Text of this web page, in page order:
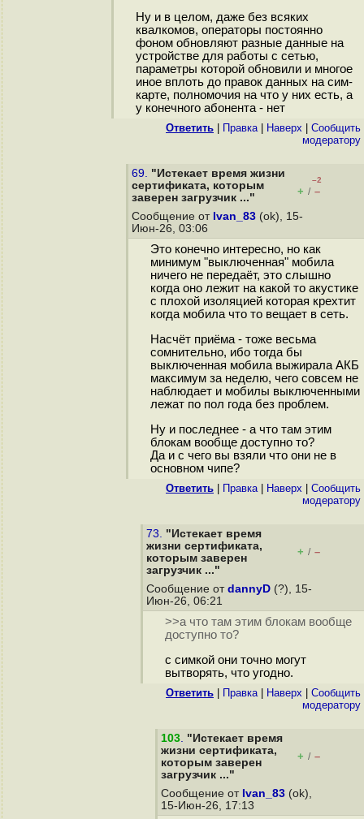
Ну и в целом, даже без всяких
квалкомов, операторы постоянно
фоном обновляют разные данные на
устройстве для работы с сетью,
параметры которой обновили и многое
иное вплоть до правок данных на сим-
карте, полномочия на что у них есть, а
у конечного абонента - нет
Ответить Правка| Наверх
Cообщить
модератору
69. "Истекает время жизни
сертификата, которым
заверен загрузчик ..."
–2
+ / –
Сообщение от Ivan_83 (ok), 15-
Июн-26, 03:06
Это конечно интересно, но как
минимум "выключенная" мобила
ничего не передаёт, это слышно
когда оно лежит на какой то акустике
с плохой изоляцией которая крехтит
когда мобила что то вещает в сеть.
Насчёт приёма - тоже весьма
сомнительно, ибо тогда бы
выключенная мобила выжирала АКБ
максимум за неделю, чего совсем не
наблюдает и мобилы выключенными
лежат по пол года без проблем.
Ну и последнее - а что там этим
блокам вообще доступно то?
Да и с чего вы взяли что они не в
основном чипе?
Ответить Правка| Наверх
Cообщить
модератору
73. "Истекает время
жизни сертификата,
которым заверен
загрузчик ..."
+ / –
Сообщение от dannyD (?), 15-
Июн-26, 06:21
>>а что там этим блокам вообще
доступно то?
с симкой они точно могут
вытворять, что угодно.
Ответить Правка| Наверх
Cообщить
модератору
103. "Истекает время
жизни сертификата,
которым заверен
загрузчик ..."
+ / –
Сообщение от Ivan_83 (ok),
15-Июн-26, 17:13